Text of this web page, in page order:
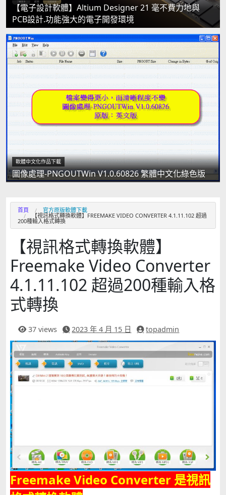
【電子設計軟體】Altium Designer 21 毫不費力地與
PCB設計.功能強大的電子開發環境
軟體中文化作品下載
圖像處理-PNGOUTWin V1.0.60826 繁體中文化綠色版
首頁 官方原版軟體下載
【視訊格式轉換軟體】FREEMAKE VIDEO CONVERTER 4.1.11.102 超過
200種輸入格式轉換
【視訊格式轉換軟體】
Freemake Video Converter
4.1.11.102 超過200種輸入格
式轉換
37 views 2023 年 4 月 15 日 topadmin
Freemake Video Converter 是視訊